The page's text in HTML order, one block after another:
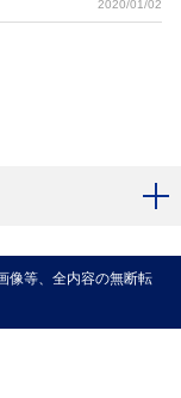
2020/01/02
像等、全内容の無断転